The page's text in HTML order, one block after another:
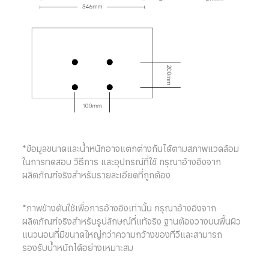
*ข้อมูลขนาดและน้ำหนักอาจแตกต่างกันได้ตามสภาพแวดล้อม
ในการทดสอบ วิธีการ และอุปกรณ์ที่ใช้ กรุณาอ้างอิงจาก
ผลิตภัณฑ์จริงสำหรับรายละเอียดที่ถูกต้อง
*ภาพข้างต้นใช้เพื่อการอ้างอิงเท่านั้น กรุณาอ้างอิงจาก
ผลิตภัณฑ์จริงสำหรับรูปลักษณ์ที่แท้จริง ฐานต้องวางบนพื้นผิว
แนวนอนที่มีขนาดใหญ่กว่าความกว้างของทีวีและสามารถ
รองรับน้ำหนักได้อย่างเหมาะสม